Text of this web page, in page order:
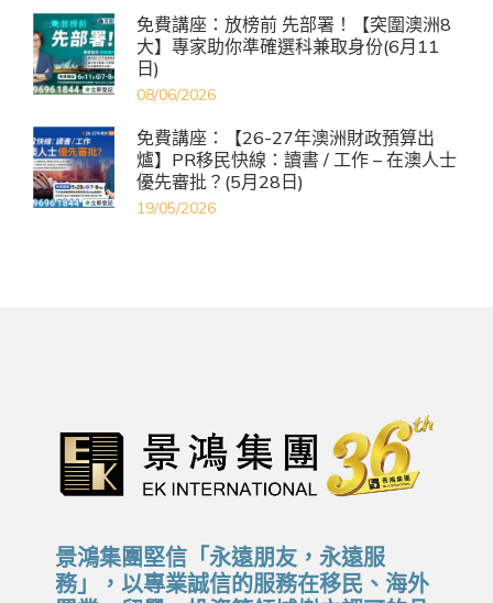
免費講座：放榜前 先部署！【突圍澳洲8
大】專家助你準確選科兼取身份(6月11
日)
08/06/2026
免費講座：【26-27年澳洲財政預算出
爐】PR移民快線：讀書 / 工作 – 在澳人士
優先審批？(5月28日)
19/05/2026
景鴻集團堅信「永遠朋友，永遠服
務」，以專業誠信的服務在移民、海外